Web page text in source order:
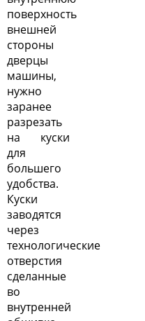
поверхность
внешней
стороны
дверцы
машины,
нужно
заранее
разрезать
на куски
для
большего
удобства.
Куски
заводятся
через
технологические
отверстия
сделанные
во
внутренней